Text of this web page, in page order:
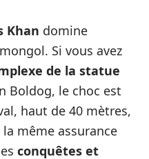
Khan domine
Si vous avez
de la statue
Boldog, le choc est
haut de 40 mètres,
même assurance
conquêtes et